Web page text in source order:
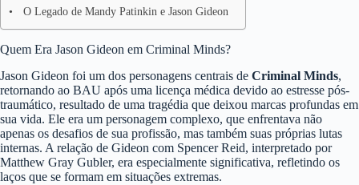
O Legado de Mandy Patinkin e Jason Gideon
Quem Era Jason Gideon em Criminal Minds?
Jason Gideon foi um dos personagens centrais de Criminal Minds,
retornando ao BAU após uma licença médica devido ao estresse pós-
traumático, resultado de uma tragédia que deixou marcas profundas em
sua vida. Ele era um personagem complexo, que enfrentava não
apenas os desafios de sua profissão, mas também suas próprias lutas
internas. A relação de Gideon com Spencer Reid, interpretado por
Matthew Gray Gubler, era especialmente significativa, refletindo os
laços que se formam em situações extremas.